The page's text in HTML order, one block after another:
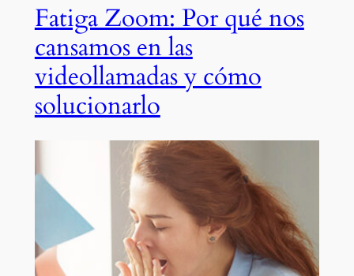
Fatiga Zoom: Por qué nos
cansamos en las
videollamadas y cómo
solucionarlo